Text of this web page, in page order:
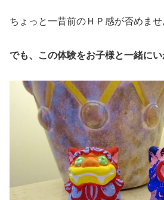
ちょっと一昔前のＨＰ感が否めませ
でも、この体験をお子様と一緒に